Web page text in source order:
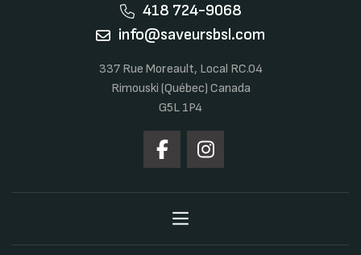
418 724-9068
info@saveursbsl.com
337 Rue Moreault, Local RC.04
Rimouski (Québec) Canada
G5L 1P4